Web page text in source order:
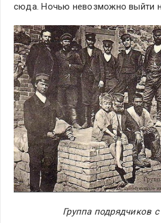
сюда. Ночью невозможно выйти
Группа подрядчиков